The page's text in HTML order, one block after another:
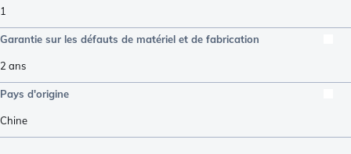
1
Garantie sur les défauts de matériel et de fabrication
2 ans
Pays d'origine
Chine